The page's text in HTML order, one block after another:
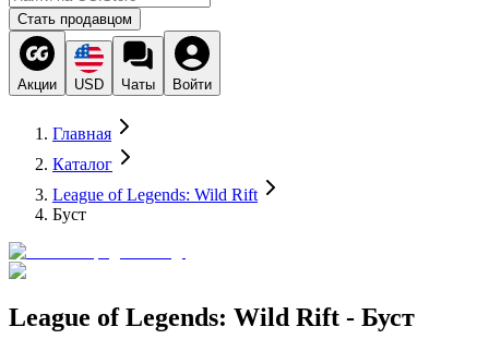
Стать продавцом
Акции USD Чаты Войти
Главная
Каталог
League of Legends: Wild Rift
Буст
League of Legends: Wild Rift - Буст